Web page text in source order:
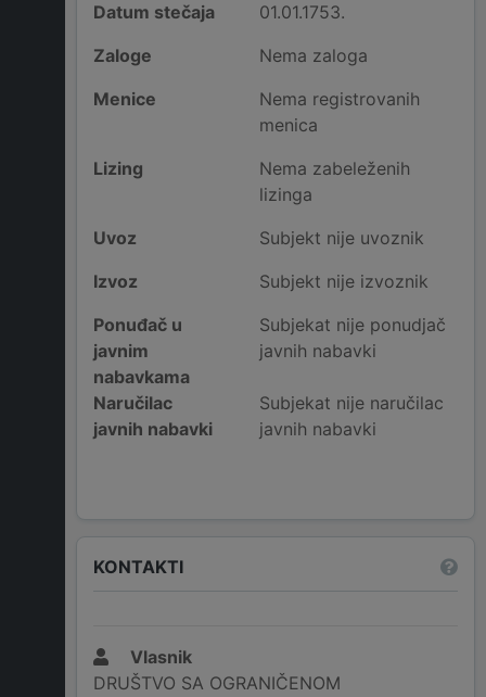
Datum stečaja
01.01.1753.
Zaloge
Nema zaloga
Menice
Nema registrovanih
menica
Lizing
Nema zabeleženih
lizinga
Uvoz
Subjekt nije uvoznik
Izvoz
Subjekt nije izvoznik
Ponuđač u
javnim
nabavkama
Subjekat nije ponudjač
javnih nabavki
Naručilac
javnih nabavki
Subjekat nije naručilac
javnih nabavki
KONTAKTI
Vlasnik
DRUŠTVO SA OGRANIČENOM